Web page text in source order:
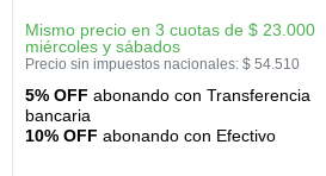
Mismo precio en 3 cuotas de $ 23.000
miércoles y sábados
Precio sin impuestos nacionales: $ 54.510
5% OFF abonando con Transferencia
bancaria
10% OFF abonando con Efectivo